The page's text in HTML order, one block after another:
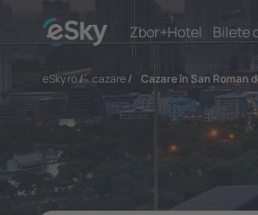
Zbor+Hotel Bilete
eSky.ro/ cazare/ Cazare în San Roman